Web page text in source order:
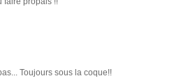
Toujours sous la coque!!